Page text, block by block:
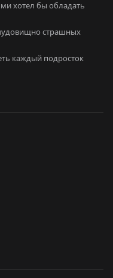
хотел бы обладать
страшных
каждый подросток